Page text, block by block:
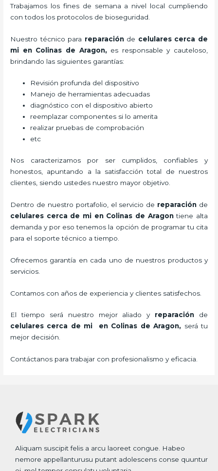
Trabajamos los fines de semana a nivel local cumpliendo
con todos los protocolos de bioseguridad.
Nuestro técnico para reparaciónde celulares cerca de
mi en Colinas de Aragon, es responsable y cauteloso,
brindando las siguientes garantías:
Revisión profunda del dispositivo
Manejo de herramientas adecuadas
diagnóstico con el dispositivo abierto
reemplazar componentes si lo amerita
realizar pruebas de comprobación
etc
Nos caracterizamos por ser cumplidos, confiables y
honestos, apuntando a la satisfacción total de nuestros
clientes, siendo ustedes nuestro mayor objetivo.
Dentro de nuestro portafolio, el servicio de reparación de
celulares cerca de mi en Colinas de Aragontiene alta
demanda y por eso tenemos la opción de programar tu cita
para el soporte técnico a tiempo.
Ofrecemos garantía en cada uno de nuestros productos y
servicios.
Contamos con años de experiencia y clientes satisfechos.
El tiempo será nuestro mejor aliado y reparación de
celulares cerca de mi en Colinas de Aragon, será tu
mejor decisión.
Contáctanos para trabajar con profesionalismo y eficacia.
Aliquam suscipit felis a arcu laoreet congue. Habeo
nemore appellanturusu putant adolescens conse quuntur